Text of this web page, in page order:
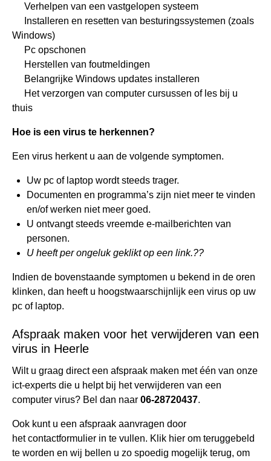
Verhelpen van een vastgelopen systeem
Installeren en resetten van besturingssystemen (zoals
Windows)
Pc opschonen
Herstellen van foutmeldingen
Belangrijke Windows updates installeren
Het verzorgen van computer cursussen of les bij u
thuis
Hoe is een virus te herkennen?
Een virus herkent u aan de volgende symptomen.
Uw pc of laptop wordt steeds trager.
Documenten en programma’s zijn niet meer te vinden
en/of werken niet meer goed.
U ontvangt steeds vreemde e-mailberichten van
personen.
U heeft per ongeluk geklikt op een link.??
Indien de bovenstaande symptomen u bekend in de oren
klinken, dan heeft u hoogstwaarschijnlijk een virus op uw
pc of laptop.
Afspraak maken voor het verwijderen van een
virus in Heerle
Wilt u graag direct een afspraak maken met één van onze
ict-experts die u helpt bij het verwijderen van een
computer virus? Bel dan naar 06-28720437.
Ook kunt u een afspraak aanvragen door
hetcontactformulier in te vullen. Klik hier om teruggebeld
te worden en wij bellen u zo spoedig mogelijk terug, om